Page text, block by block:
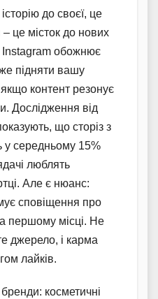
до своєї, це
це місток до нових
Instagram обожнює
підняти вашу
контент резонує
Дослідження від
що сторіз з
у середньому 15%
люблять
Але є нюанс:
сповіщення про
першому місці. Не
джерело, і карма
лайків.
косметичні